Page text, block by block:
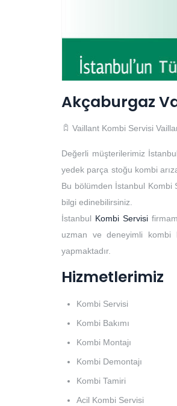
Akçaburgaz
Vaillant Kombi Servisi
Değerli müşterilerimiz
yedek parça stoğu kombi
Bu bölümden İstanbul Kombi
bilgi edinebilirsiniz.
İstanbul Kombi Servisi
uzman ve deneyimli
yapmaktadır.
Hizmetlerimiz
Kombi Servisi
Kombi Bakımı
Kombi Montajı
Kombi Demontajı
Kombi Tamiri
Acil Kombi Servisi